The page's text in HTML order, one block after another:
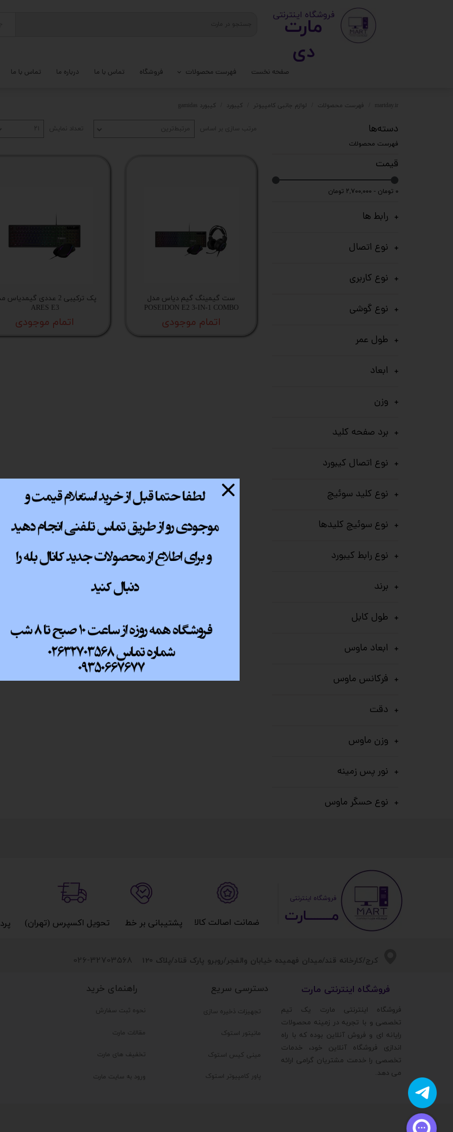
صفحه نخست فهرست محصولات
قطعات کامپیوتر
لوازم جانبی کامپیوتر
کیس اداری
مینی کیس استوک
فروشگاه تماس با ما درباره ما تماس با ما
مارت
دی​​​​​​
​ ​فروشگاه اینترنتی
martday.ir فهرست محصولات لوازم جانبی کامپیوتر کیبورد کیبورد gamidas
دسته‌ها
فهرست محصولات
قیمت
۰ تومان - ۲,۷۰۰,۰۰۰ تومان
رابط ها
نوع اتصال
نوع کاربری
نوع گوشی
طول عمر
ابعاد
وزن
برد صفحه کلید
نوع اتصال کیبورد
نوع کلید سوئیچ
نوع سوئیچ کلیدها
نوع رابط کیبورد
برند
طول کابل
ابعاد ماوس
فرکانس ماوس
دقت
وزن ماوس
نور پس زمینه
نوع حسگر ماوس
مرتب سازی بر اساس مرتبط‌ترین تعداد نمایش ۲۱
ست گیمینگ گیم دیاس مدل
POSEIDON E2 3-IN-1 COMBO
اتمام موجودی
پک ترکیبی 2 عددی
ARES E3
اتمام موجودی
​​کرج/کارخانه قند/میدان فهمیده خیابان والفجر/روبرو پارک قناد/پلاک 120
تجهیزات ذخیره سازی
مانیتور استوک
مینی کیس استوک
پاور کامپیوتر استوک
دسترسی سریع راهنمای خرید
نحوه ثبت سفارش
مقالات مارت
تخفیف های مارت
ورود به سایت مارت
​فروشگاه اینترنتی مارت
​فروشگاه اینترنتی مارت یک تیم
تخصصی و با تجربه در زمینه محصولات
رایانه ای و فروش آنلاین بوده که با راه
اندازی فروشگاه آنلاین خود، خدمات
تخصصی را خدمت مشتریان گرامی ارائه
می دهد.
026-32703568
مــــــــارت​​​​​​
​ ​فروشگاه اینترنتی
تحویل اکسپرس (تهران)​​​​​​​ پشتیبانی بر خط​​​​​​​ ضمانت اصالت کالا​​​​​​​